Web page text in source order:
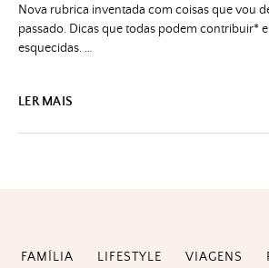
Nova rubrica inventada com coisas que vou
passado. Dicas que todas podem contribuir*
esquecidas. …
LER MAIS
FAMÍLIA LIFESTYLE VIAGENS